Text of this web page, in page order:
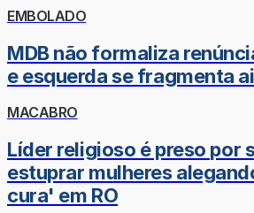
EMBOLADO
MDB não formaliza
e esquerda se fragmenta
MACABRO
Líder religioso é preso por
estuprar mulheres
cura' em RO